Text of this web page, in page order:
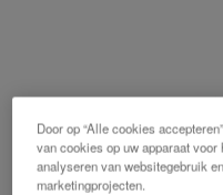
Door op “Alle cookies
van cookies op uw apparaat
analyseren van websitegebruik
marketingprojecten.